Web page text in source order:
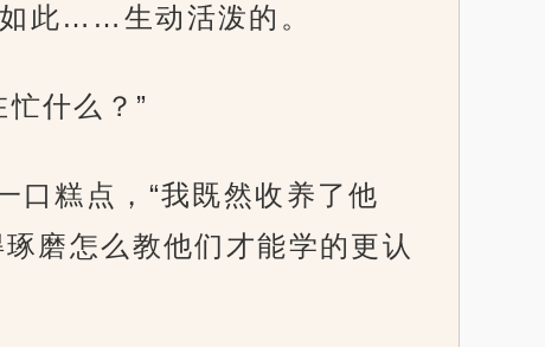
此……生动活泼的。
什么？”
口糕点，“我既然收养了他
磨怎么教他们才能学的更认